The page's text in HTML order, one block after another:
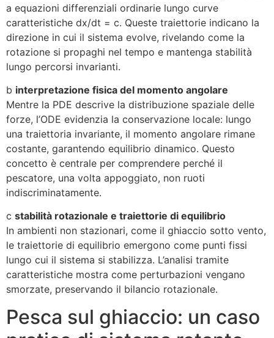
a equazioni differenziali ordinarie lungo curve
caratteristiche dx/dt = c. Queste traiettorie indicano la
direzione in cui il sistema evolve, rivelando come la
rotazione si propaghi nel tempo e mantenga stabilità
lungo percorsi invarianti.
b interpretazione fisica del momento angolare
Mentre la PDE descrive la distribuzione spaziale delle
forze, l’ODE evidenzia la conservazione locale: lungo
una traiettoria invariante, il momento angolare rimane
costante, garantendo equilibrio dinamico. Questo
concetto è centrale per comprendere perché il
pescatore, una volta appoggiato, non ruoti
indiscriminatamente.
c stabilità rotazionale e traiettorie di equilibrio
In ambienti non stazionari, come il ghiaccio sotto vento,
le traiettorie di equilibrio emergono come punti fissi
lungo cui il sistema si stabilizza. L’analisi tramite
caratteristiche mostra come perturbazioni vengano
smorzate, preservando il bilancio rotazionale.
Pesca sul ghiaccio: un caso